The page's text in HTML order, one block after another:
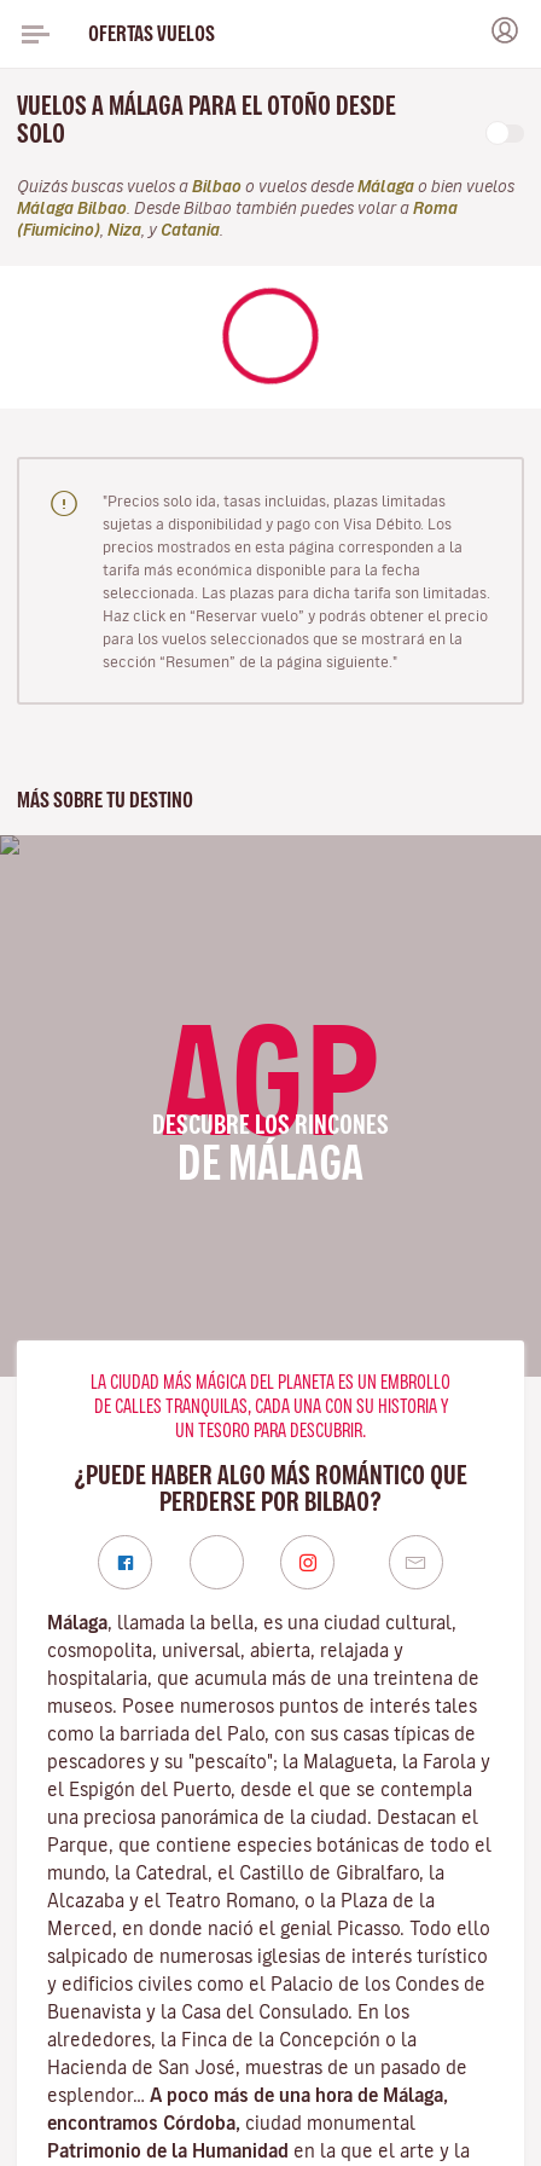
OFERTAS VUELOS
VUELOS A MÁLAGA PARA EL OTOÑO DESDE
SOLO
Quizás buscas vuelos a Bilbao o vuelos desde Málaga o bien vuelos
Málaga Bilbao . Desde Bilbao también puedes volar a Roma
(Fiumicino) Niza , y Catania
"Precios solo ida, tasas incluidas, plazas limitadas
sujetas a disponibilidad y pago con Visa Débito. Los
precios mostrados en esta página corresponden a la
tarifa más económica disponible para la fecha
seleccionada. Las plazas para dicha tarifa son limitadas.
Haz click en “Reservar vuelo” y podrás obtener el precio
para los vuelos seleccionados que se mostrará en la
sección “Resumen” de la página siguiente."
MÁS SOBRE TU DESTINO
AGP
DESCUBRE LOS RINCONES
DE MÁLAGA
LA CIUDAD MÁS MÁGICA DEL PLANETA ES UN EMBROLLO
DE CALLES TRANQUILAS, CADA UNA CON SU HISTORIA Y
UN TESORO PARA DESCUBRIR.
¿PUEDE HABER ALGO MÁS ROMÁNTICO QUE
PERDERSE POR BILBAO?
Málaga, llamada la bella, es una ciudad cultural,
cosmopolita, universal, abierta, relajada y
hospitalaria, que acumula más de una treintena de
museos. Posee numerosos puntos de interés tales
como la barriada del Palo, con sus casas típicas de
pescadores y su "pescaíto"; la Malagueta, la Farola y
el Espigón del Puerto, desde el que se contempla
una preciosa panorámica de la ciudad. Destacan el
Parque, que contiene especies botánicas de todo el
mundo, la Catedral, el Castillo de Gibralfaro, la
Alcazaba y el Teatro Romano, o la Plaza de la
Merced, en donde nació el genial Picasso. Todo ello
salpicado de numerosas iglesias de interés turístico
y edificios civiles como el Palacio de los Condes de
Buenavista y la Casa del Consulado. En los
alrededores, la Finca de la Concepción o la
Hacienda de San José, muestras de un pasado de
esplendor… A poco más de una hora de Málaga,
encontramos Córdoba, ciudad monumental
Patrimonio de la Humanidad en la que el arte y la